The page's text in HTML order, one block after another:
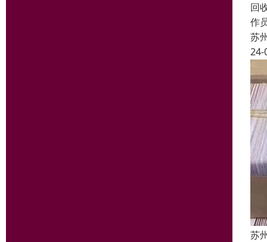
回
作
苏
24-
苏